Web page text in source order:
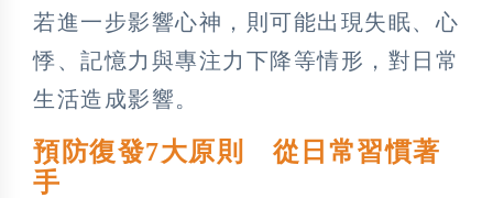
若進一步影響心神，則可能出現失眠、心
悸、記憶力與專注力下降等情形，對日常
生活造成影響。
預防復發7大原則 從日常習慣著
手